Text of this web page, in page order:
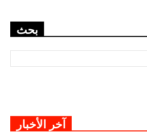
بحث
آخر الأخبار